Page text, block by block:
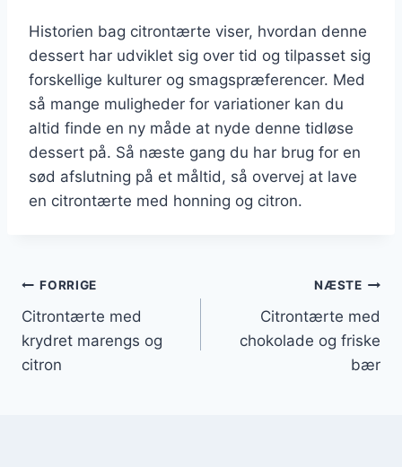
Historien bag citrontærte viser, hvordan denne
dessert har udviklet sig over tid og tilpasset sig
forskellige kulturer og smagspræferencer. Med
så mange muligheder for variationer kan du
altid finde en ny måde at nyde denne tidløse
dessert på. Så næste gang du har brug for en
sød afslutning på et måltid, så overvej at lave
en citrontærte med honning og citron.
Indlægsnavigation
FORRIGE
Citrontærte med
krydret marengs og
citron
NÆSTE
Citrontærte med
chokolade og friske
bær